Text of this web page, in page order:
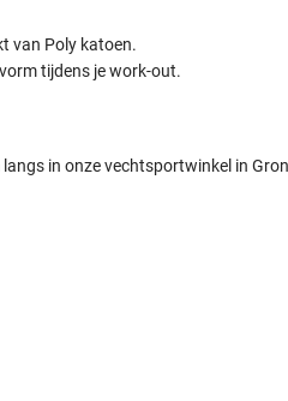
van Poly katoen.
tijdens je work-out.
in onze vechtsportwinkel in